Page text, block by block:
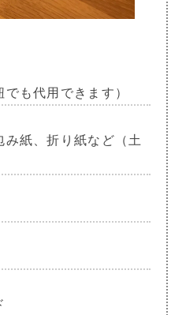
も代用できます）
紙、折り紙など（土